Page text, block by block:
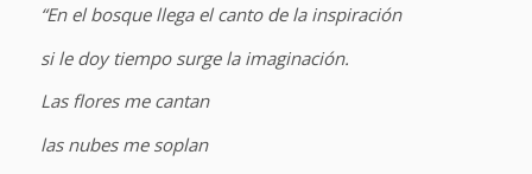
“En el bosque llega el canto de la inspiración
si le doy tiempo surge la imaginación.
Las flores me cantan
las nubes me soplan